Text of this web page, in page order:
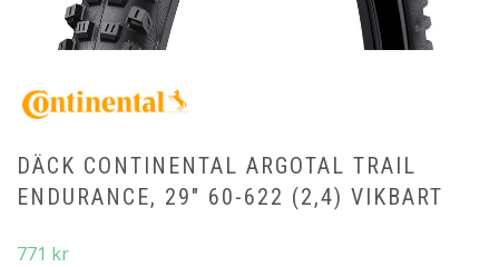
DÄCK CONTINENTAL ARGOTAL TRAIL
ENDURANCE, 29″ 60-622 (2,4) VIKBART
771 kr